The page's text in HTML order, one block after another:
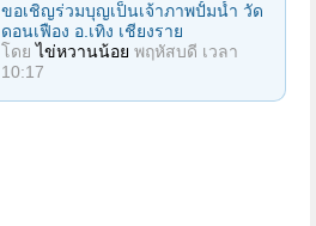
ขอเชิญร่วมบุญเป็นเจ้าภาพปั้มน้ำ วัด
ดอนเฟือง อ.เทิง เชียงราย
โดยไข่หวานน้อย พฤหัสบดี เวลา
10:17